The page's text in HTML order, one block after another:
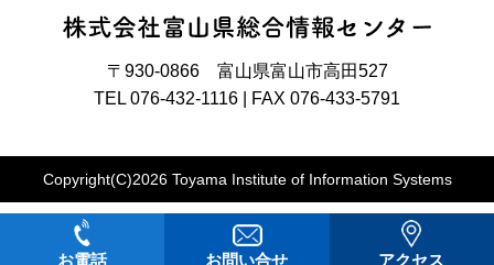
お電話 お問い合せ アクセス
〒930-0866 富山県富山市高田527
TEL 076-432-1116 | FAX 076-433-5791
Copyright(C)2026 Toyama Institute of Information Systems